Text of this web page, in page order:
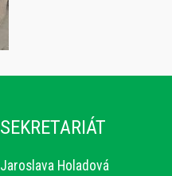
SEKRETARIÁT
Jaroslava Holadová